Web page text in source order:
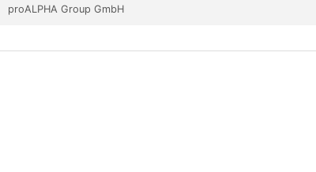
proALPHA Group GmbH